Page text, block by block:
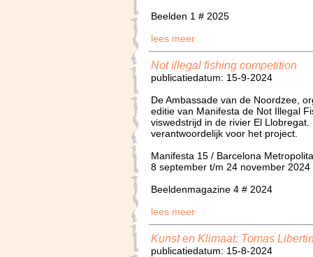
Beelden 1 # 2025
lees meer
Not illegal fishing competition
publicatiedatum: 15-9-2024
De Ambassade van de Noordzee,
editie van Manifesta de Not Illegal
viswedstrijd in de rivier El
verantwoordelijk voor het project.
Manifesta 15 / Barcelona
8 september t/m 24 november 2024
Beeldenmagazine 4 # 2024
lees meer
Kunst en Klimaat: Tomas
publicatiedatum: 15-8-2024